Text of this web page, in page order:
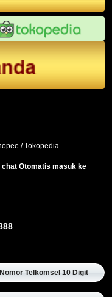
/ Tokopedia
chat Otomatis masuk ke
Nomor Telkomsel 10 Digit